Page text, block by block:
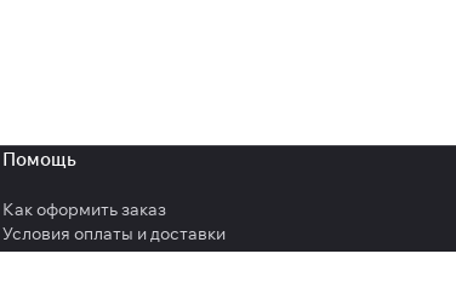
Помощь
Как оформить заказ
Условия оплаты и доставки
Гарантия на товар